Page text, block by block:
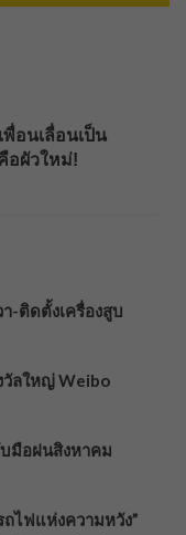
พื่อนเลื่อนเป็น
อผัวใหม่!
-ติดตั้งเครื่องสูบ
วัลใหญ่ Weibo
บมือฝนสิงหาคม
ถไฟแห่งความหวัง”